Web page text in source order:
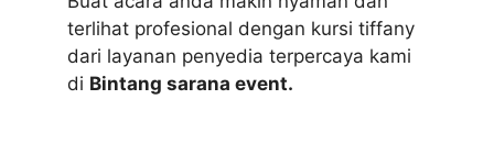
terlihat profesional dengan kursi tiffany
dari layanan penyedia terpercaya kami
di Bintang sarana event.